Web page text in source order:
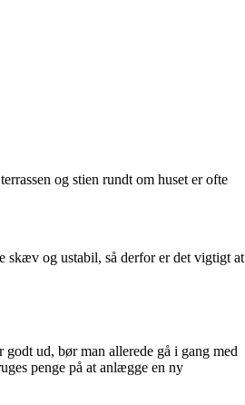
og stien rundt om huset er ofte
og ustabil, så derfor er det vigtigt at
ud, bør man allerede gå i gang med
penge på at anlægge en ny